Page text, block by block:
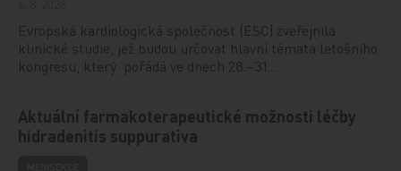
Evropská kardiologická společnost (ESC) zveřejnila
klinické studie, jež budou určovat hlavní témata letošního
kongresu, který pořádá ve dnech 28.–31…
Aktuální farmakoterapeutické možnosti léčby
hidradenitis suppurativa